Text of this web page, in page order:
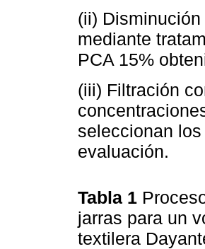
(ii)
mediante
PCA 15%
(iii) Filtración
seleccionan
evaluación.
Tabla 1
jarras para un
textilera